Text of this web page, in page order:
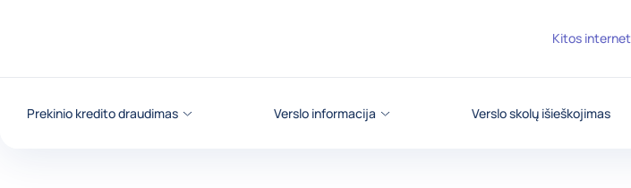
Prekinio kredito draudimas Verslo informacija Verslo skolų išieškojimas
Kitos